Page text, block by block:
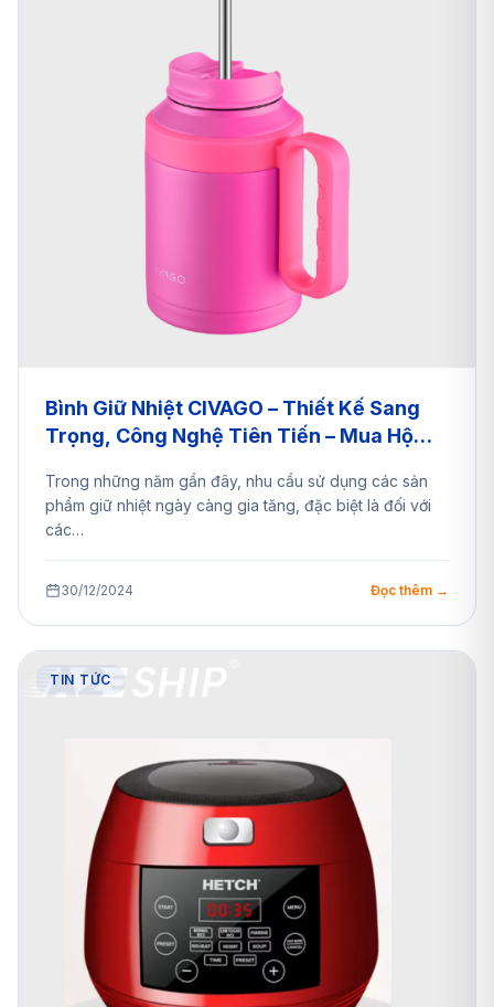
Bình Giữ Nhiệt CIVAGO – Thiết Kế Sang
Trọng, Công Nghệ Tiên Tiến – Mua Hộ
Trong những năm gần đây, nhu cầu sử dụng các sản
phẩm giữ nhiệt ngày càng gia tăng, đặc biệt là đối với
các…
30/12/2024 Đọc thêm →
TIN TỨC